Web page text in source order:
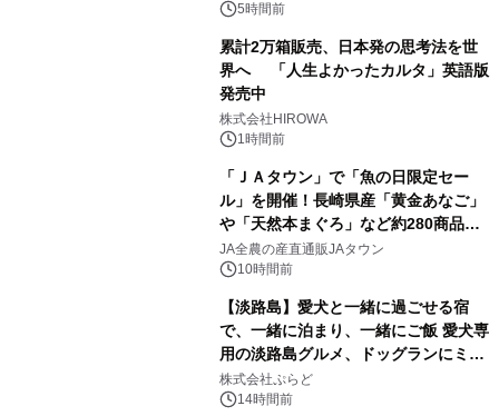
5時間前
累計2万箱販売、日本発の思考法を世
界へ 「人生よかったカルタ」英語版
発売中
株式会社HIROWA
1時間前
「ＪＡタウン」で「魚の日限定セー
ル」を開催！長崎県産「黄金あなご」
や「天然本まぐろ」など約280商品を
販売！～毎月１０日の定例企画～
JA全農の産直通販JAタウン
10時間前
【淡路島】愛犬と一緒に過ごせる宿
で、一緒に泊まり、一緒にご飯 愛犬専
用の淡路島グルメ、ドッグランにミニ
プール グランピングとトレーラーハウ
スの2施設で
株式会社ぷらど
14時間前